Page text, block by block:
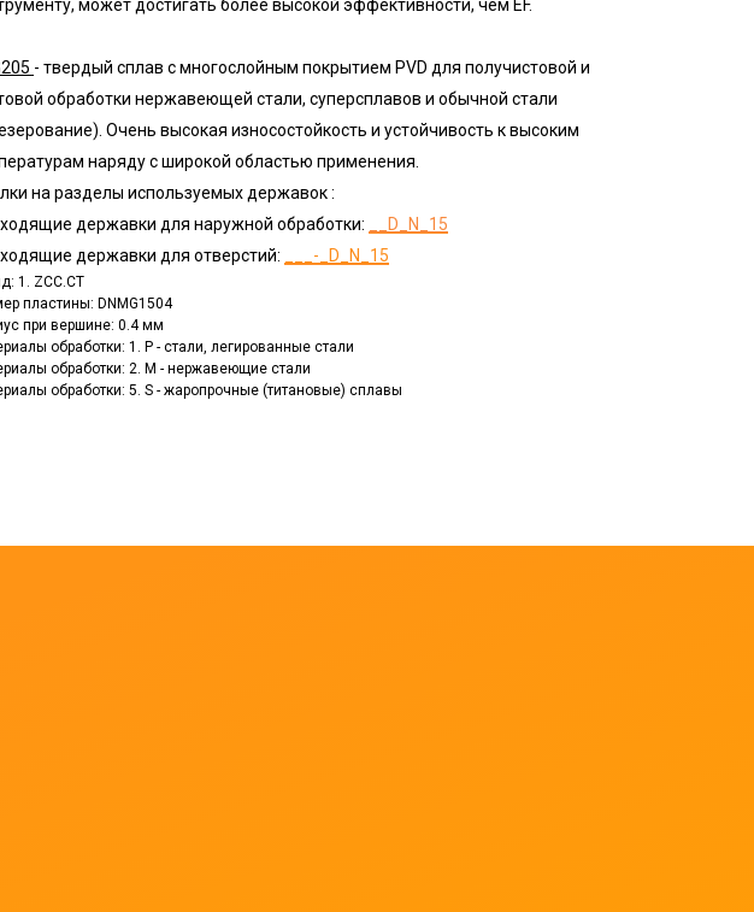
может достигать более высокой эффективности, чем EF.
- твердый сплав с многослойным покрытием PVD для получистовой и
обработки нержавеющей стали, суперсплавов и обычной стали
Очень высокая износостойкость и устойчивость к высоким
наряду с широкой областью применения.
на разделы используемых державок :
державки для наружной обработки:
__D_N_15
державки для отверстий:
___-_D_N_15
1. ZCC.CT
пластины: DNMG1504
при вершине: 0.4 мм
обработки: 1. P - стали, легированные стали
обработки: 2. M - нержавеющие стали
обработки: 5. S - жаропрочные (титановые) сплавы